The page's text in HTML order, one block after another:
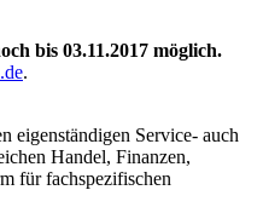
bis 03.11.2017 möglich.
.
eigenständigen Service- auch
Handel, Finanzen,
für fachspezifischen